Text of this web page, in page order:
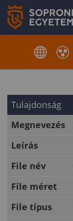
Tulajdonság
Megnevezés
Leírás
File név
File méret
File típus